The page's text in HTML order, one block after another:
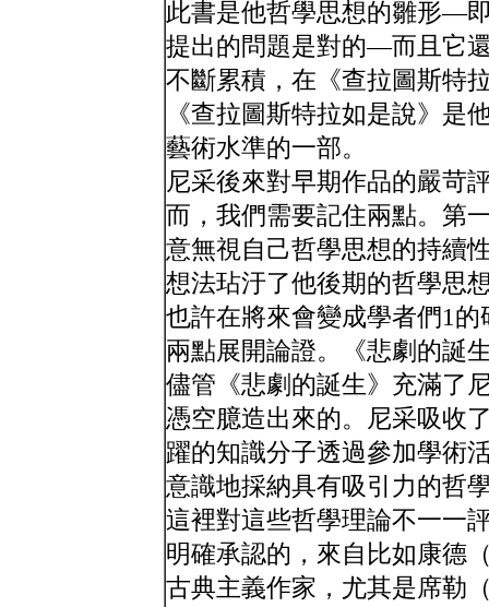
此書是他哲學思想的雛形—
提出的問題是對的—而且它
不斷累積，在《查拉圖斯特
《查拉圖斯特拉如是說》是
藝術水準的一部。
尼采後來對早期作品的嚴苛
而，我們需要記住兩點。第
意無視自己哲學思想的持續
想法玷汙了他後期的哲學思
也許在將來會變成學者們1
兩點展開論證。《悲劇的誕
儘管《悲劇的誕生》充滿了
憑空臆造出來的。尼采吸收
躍的知識分子透過參加學術
意識地採納具有吸引力的哲
這裡對這些哲學理論不一一
明確承認的，來自比如康德
古典主義作家，尤其是席勒